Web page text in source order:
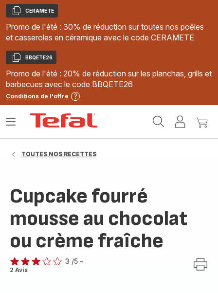
Copier
CERAMETE
Promo de l'été : 30% de réduction sur toutes nos poêles
et casseroles en céramique avec le code CERAMETE
Copier
BBQETE26
Promo de l'été : 20% de réduction sur les planchas, grills et
barbecues avec le code BBQETE26
Conditions de l'offre
MonMon
Ouvrir
TOUTES NOS RECETTES
Cupcake fourré
mousse au chocolat
ou crème fraîche
Avis
3 /5 -
2 Avis